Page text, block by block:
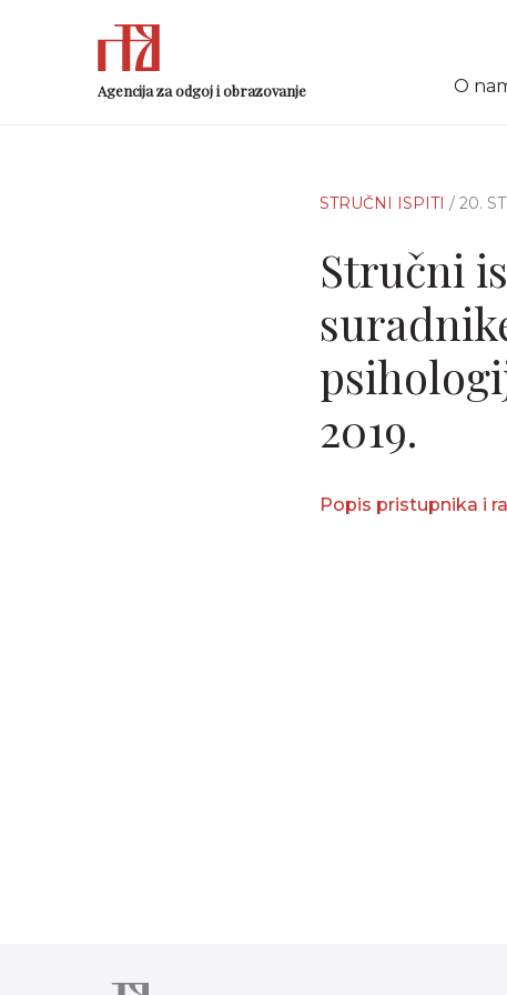
Agencija za odgoj i obrazovanje O
STRUČNI ISPITI / 20.
Stručni
2019.
Popis pristupnika i